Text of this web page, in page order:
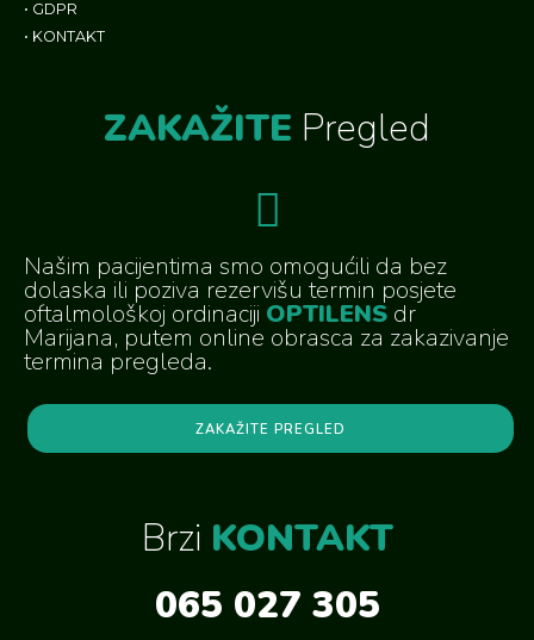
• GDPR
• KONTAKT
ZAKAŽITE Pregled
Našim pacijentima smo omogućili da bez
dolaska ili poziva rezervišu termin posjete
oftalmološkoj ordinaciji OPTILENS dr
Marijana, putem online obrasca za zakazivanje
termina pregleda.
ZAKAŽITE PREGLED
Brzi KONTAKT
065 027 305